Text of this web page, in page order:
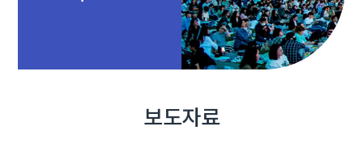
보도자료